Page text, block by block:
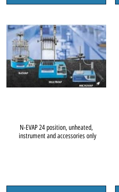
N-EVAP 24 position, unheated,
instrument and accessories only